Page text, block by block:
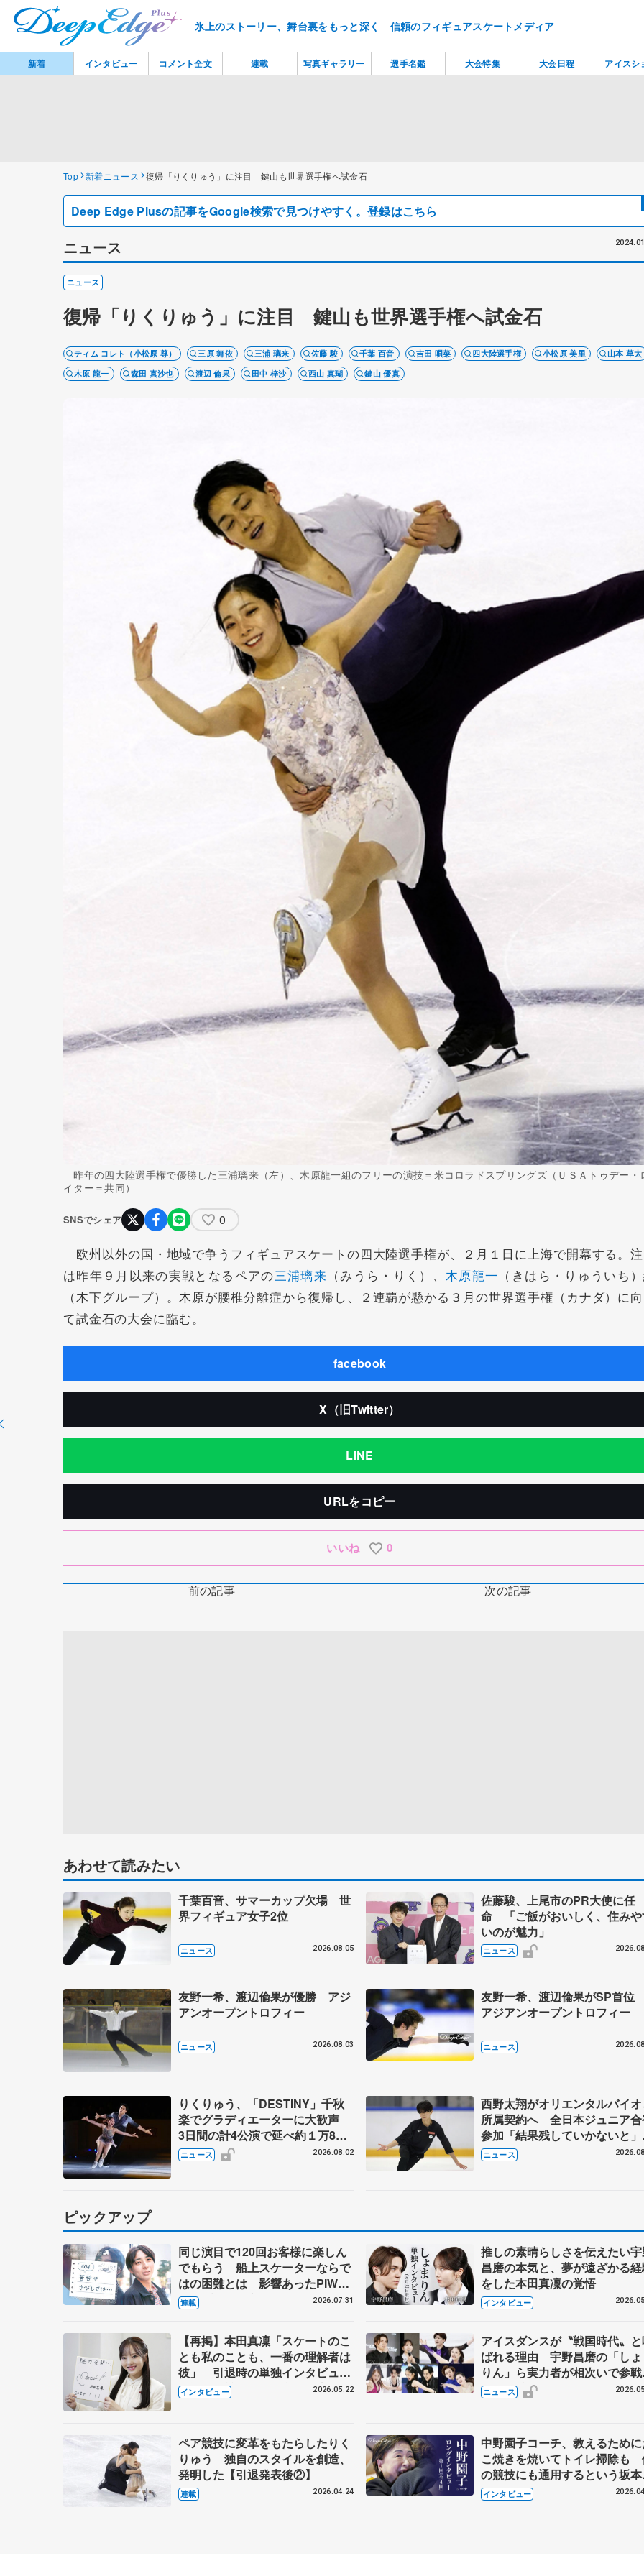
氷上のストーリー、舞台裏をもっと深く 信頼のフィギュアスケートメディア
Top 新着ニュース 復帰「りくりゅう」に注目 鍵山も世界選手権へ試金石
Deep Edge Plusの記事をGoogle検索で見つけやすく。登録はこちら
ニュース
ニュース
復帰「りくりゅう」に注目 鍵山も世界選手権へ試金石
ティム コレト（小松原 尊） 三原 舞依 三浦 璃来 佐藤 駿 千葉 百音 吉田 唄菜 四大陸選手権 小松原 美里
山本 草太
木原 龍一
森田 真沙也 渡辺 倫果 田中 梓沙 西山 真瑚 鍵山 優真
昨年の四大陸選手権で優勝した三浦璃来（左）、木原龍一組のフリーの演技＝米コロラドスプリングズ（ＵＳＡトゥデー・
イター＝共同）
SNSでシェア 0
欧州以外の国・地域で争うフィギュアスケートの四大陸選手権が、２月１日に上海で開幕する。
は昨年９月以来の実戦となるペアの三浦璃来 （みうら・りく）、 木原龍一 （きはら・りゅういち
（木下グループ）。木原が腰椎分離症から復帰し、２連覇が懸かる３月の世界選手権（カナダ）に
て試金石の大会に臨む。
facebook
X（旧Twitter）
LINE
URLをコピー
いいね 0
前の記事 次の記事
あわせて読みたい
千葉百音、サマーカップ欠場 世
界フィギュア女子2位
ニュース 2026.08.05
佐藤駿、上尾市のPR大使に任
命 「ご飯がおいしく、住みや
いのが魅力」
ニュース
友野一希、渡辺倫果が優勝 アジ
アンオープントロフィー
ニュース 2026.08.03
友野一希、渡辺倫果がSP首
アジアンオープントロフィー
ニュース
りくりゅう、「DESTINY」千秋
楽でグラディエーターに大歓声
3日間の計4公演で延べ約１万8千
人動員、三浦璃来さん感極まる
ニュース 2026.08.02
西野太翔がオリエンタルバイ
所属契約へ 全日本ジュニア合
参加「結果残していかないと
講師はジェーソン・ブラウン
万佑子は助言感謝
ニュース
ピックアップ
同じ演目で120回お客様に楽しん
でもらう 船上スケーターならで
はの困難とは 影響あったPIW前
キャプテン松永さんの存在
連載 2026.07.31
推しの素晴らしさを伝えたい
昌磨の本気と、夢が遠ざかる
をした本田真凜の覚悟
インタビュー
【再掲】本田真凜「スケートのこ
とも私のことも、一番の理解者は
彼」 引退時の単独インタビュー
で語った競技人生や家族、恋人、
これからの夢…
インタビュー 2026.05.22
アイスダンスが〝戦国時代〟
ばれる理由 宇野昌磨の「しょ
りん」ら実力者が相次いで参
国内の競争激化
ニュース
ペア競技に変革をもたらしたりく
りゅう 独自のスタイルを創造、
発明した【引退発表後②】
連載 2026.04.24
中野園子コーチ、教えるため
こ焼きを焼いてトイレ掃除も
の競技にも通用するという坂
織の筋肉
インタビュー
新着 インタビュー コメント全文 連載 写真ギャラリー 選手名鑑 大会特集 大会日程 アイスシ